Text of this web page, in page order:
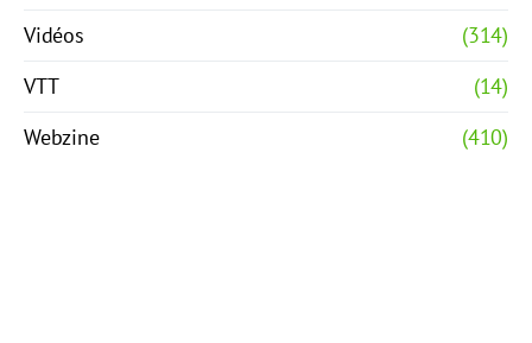
Vidéos
(314)
VTT
(14)
Webzine
(410)